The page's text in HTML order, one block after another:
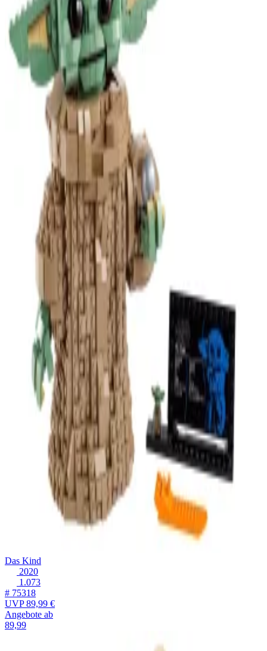
Das Kind
2020
1.073
# 75318
UVP89,99 €
Angebote ab
89,99